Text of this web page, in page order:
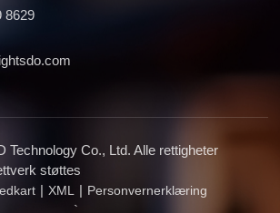
8629
Technology Co., Ltd. Alle rettigheter
støttes
| XML | Personvernerklæring